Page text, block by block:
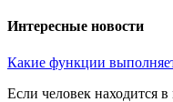
Интересные новости
Какие функции
Если человек находится